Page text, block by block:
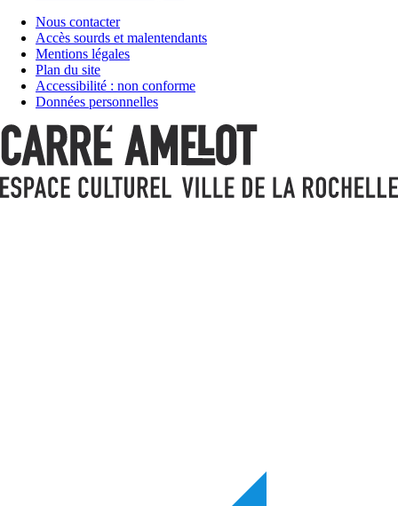
Nous contacter
Accès sourds et malentendants
Mentions légales
Plan du site
Accessibilité : non conforme
Données personnelles